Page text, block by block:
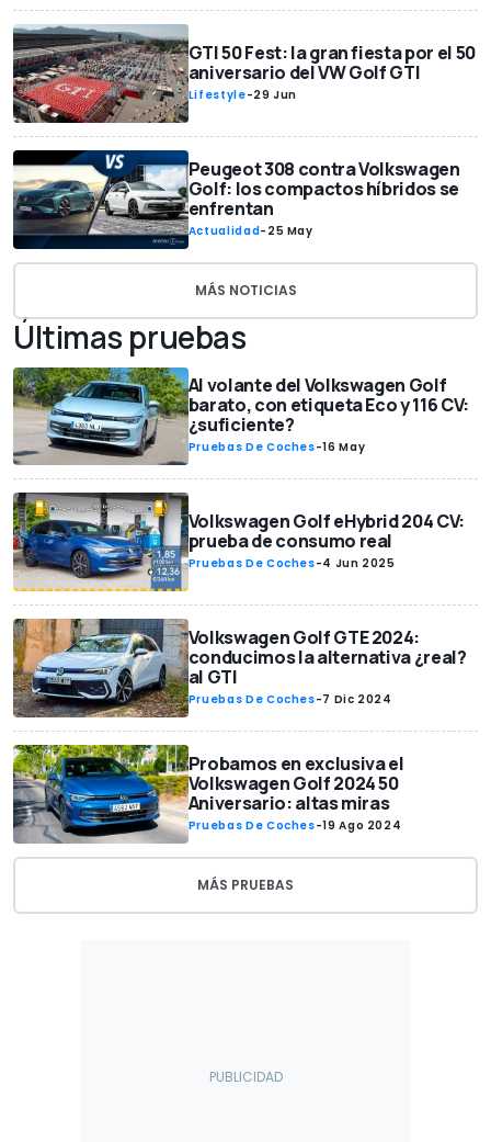
GTI 50 Fest: la gran fiesta por el 50
aniversario del VW Golf GTI
Lifestyle-29 Jun
Peugeot 308 contra Volkswagen
Golf: los compactos híbridos se
enfrentan
Actualidad- 25 May
MÁS NOTICIAS
Últimas pruebas
Al volante del Volkswagen Golf
barato, con etiqueta Eco y 116 CV:
¿suficiente?
Pruebas De Coches-16 May
Volkswagen Golf eHybrid 204 CV:
prueba de consumo real
Pruebas De Coches-4 Jun 2025
Volkswagen Golf GTE 2024:
conducimos la alternativa ¿real?
al GTI
Pruebas De Coches-7 Dic 2024
Probamos en exclusiva el
Volkswagen Golf 2024 50
Aniversario: altas miras
Pruebas De Coches-19 Ago 2024
MÁS PRUEBAS